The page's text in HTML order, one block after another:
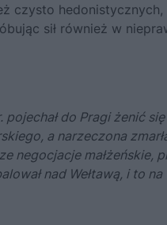
czysto hedonistycznych,
sił również w
pojechał do Pragi żenić
a narzeczona
negocjacje małżeńskie,
nad Wełtawą, i to na